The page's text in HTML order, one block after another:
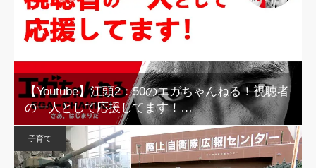
【Youtube】江頭2：50のエガちゃんねる！視聴者
の一人として応援してます！…
子育て